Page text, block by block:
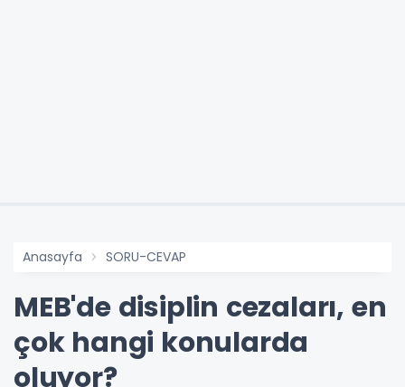
Anasayfa SORU-CEVAP
MEB'de disiplin cezaları, en
çok hangi konularda
oluyor?